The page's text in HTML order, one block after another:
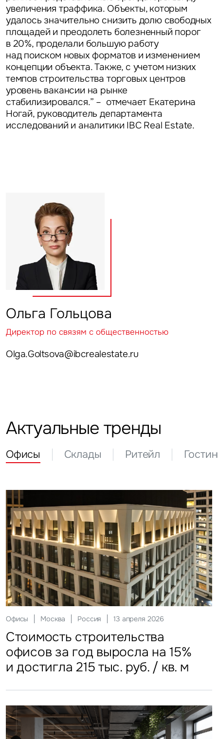
увеличения траффика. Объекты, которым
удалось значительно снизить долю свободных
площадей и преодолеть болезненный порог
в 20%, проделали большую работу
над поиском новых форматов и изменением
концепции объекта. Также, с учетом низких
темпов строительства торговых центров
уровень вакансии на рынке
стабилизировался.” – отмечает Екатерина
Ногай, руководитель департамента
исследований и аналитики IBC Real Estate.
Ольга Гольцова
Директор по связям с общественностью
Olga.Goltsova@ibcrealestate.ru
Актуальные тренды
Офисы Склады Ритейл
Офисы Москва Россия 13 апреля 2026
Стоимость строительства
офисов за год выросла на 15%
и достигла 215 тыс. руб. / кв. м
Склады Москва Россия 12 мая 2026
Стоимость строительства
складских объектов практически
остановила рост
Ритейл Москва Россия 20 июля 2026
Более трети россиян
еженедельно покупают готовую
еду
Гостиницы Москва Россия 27 июля 2026
Столичные отели стали
доступнее
Инвестиции Москва Россия 29 мая 2026
ЗПИФы недвижимости
замедлили темп
Предложение
Жалоба
Уведомления
Объявление
Это обязательное поле
Это обязательное поле
Нажимая на кнопку «Отправить», вы даете свое согласие
на обработку и использование ваших персональных данных
персональных данных